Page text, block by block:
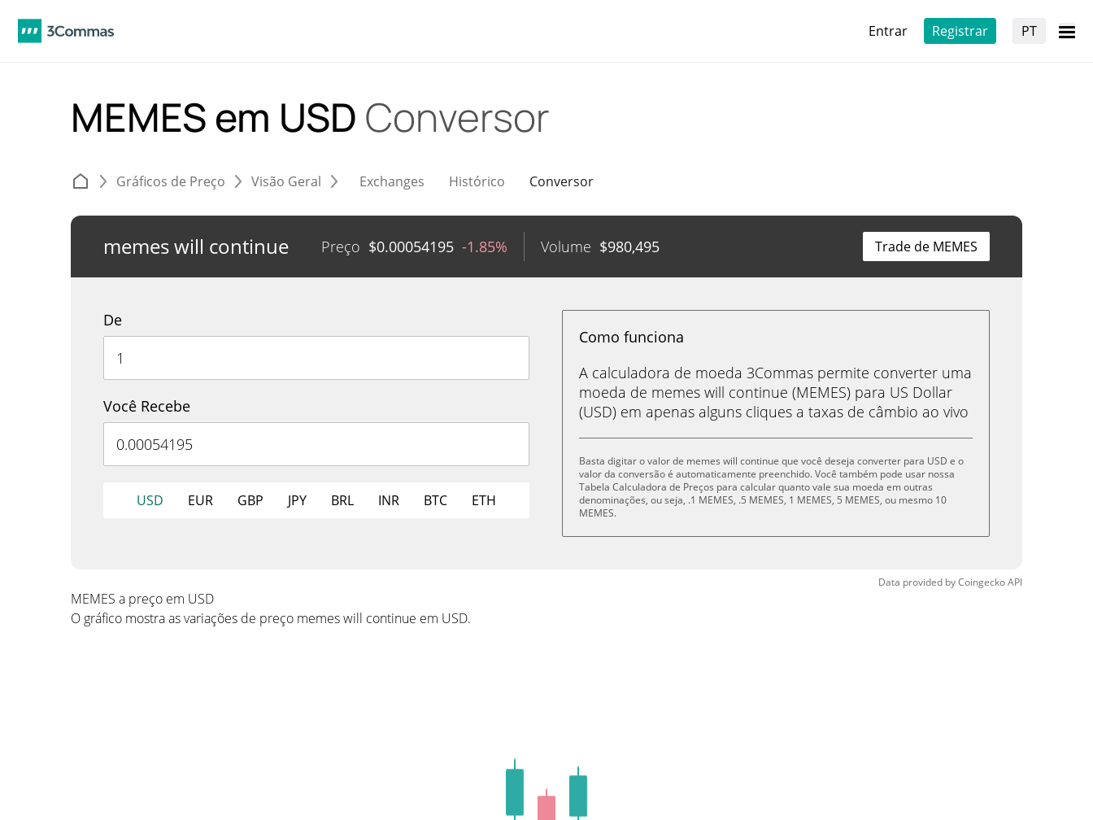
Entrar Registrar PT
MEMES em USD Conversor
Gráficos de Preço Visão Geral Exchanges Histórico Conversor
memes will continue Preço $0.00054195 -1.85% Volume $980,495 Trade de MEMES
De
Você Recebe
USD EUR GBP JPY BRL INR BTC ETH
Como funciona
A calculadora de moeda 3Commas permite converter uma
moeda de memes will continue (MEMES) para US Dollar
(USD) em apenas alguns cliques a taxas de câmbio ao vivo
Basta digitar o valor de memes will continue que você deseja converter para USD e o
valor da conversão é automaticamente preenchido. Você também pode usar nossa
Tabela Calculadora de Preços para calcular quanto vale sua moeda em outras
denominações, ou seja, .1 MEMES, .5 MEMES, 1 MEMES, 5 MEMES, ou mesmo 10
MEMES.
Data provided byCoingeckoAPI
MEMES a preço em USD
O gráfico mostra as variações de preço memes will continue em USD.